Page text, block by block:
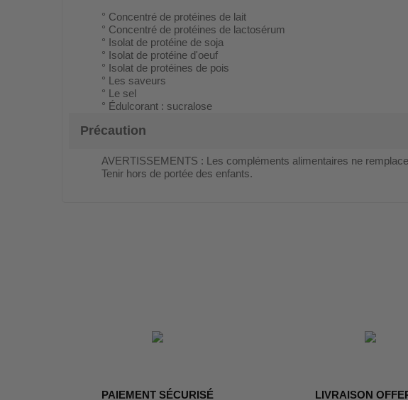
° Concentré de protéines de lait
° Concentré de protéines de lactosérum
° Isolat de protéine de soja
° Isolat de protéine d'oeuf
° Isolat de protéines de pois
° Les saveurs
° Le sel
° Édulcorant : sucralose
Précaution
AVERTISSEMENTS : Les compléments alimentaires ne
Tenir hors de portée des enfants.
PAIEMENT SÉCURISÉ LIVRAISON